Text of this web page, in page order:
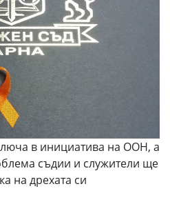
в инициатива на ООН, а
съдии и служители ще
на дрехата си